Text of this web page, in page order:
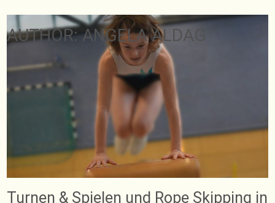
AUTHOR:ANGELA ALDAG
Turnen & Spielen und Rope Skipping in